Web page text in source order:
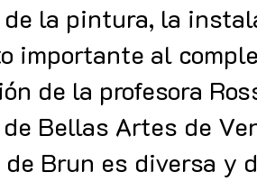
la pintura, la
importante al
de la profesora
Bellas Artes de
Brun es diversa y